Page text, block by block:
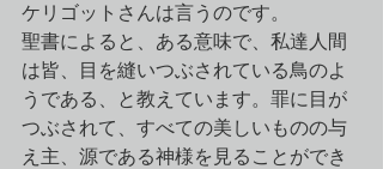
ケリゴットさんは言うのです。
聖書によると、ある意味で、私達人間
は皆、目を縫いつぶされている鳥のよ
うである、と教えています。罪に目が
つぶされて、すべての美しいものの与
え主、源である神様を見ることができ